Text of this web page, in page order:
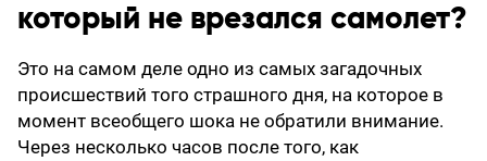
который не врезался самолет?
Это на самом деле одно из самых загадочных
происшествий того страшного дня, на которое в
момент всеобщего шока не обратили внимание.
Через несколько часов после того, как